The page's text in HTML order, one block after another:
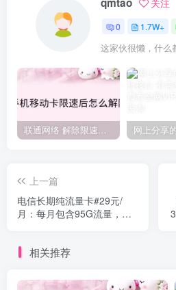
关注
0 1.7W+
这家伙很懒，什么
联通网络 解除限速方法参考！畅享、畅玩、老白干等及其它地区自测了
上一篇
电信长期纯流量卡#29元/
月：每月包含95G流量，无
相关推荐